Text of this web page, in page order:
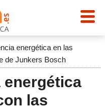
energética en las
de Junkers Bosch
energética
las